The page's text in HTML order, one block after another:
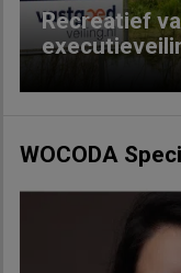
Recreatief
WOCODA